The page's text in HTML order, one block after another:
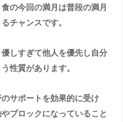
の今回の満月は普段の満月
チャンスです。
優しすぎて他人を優先し自分
性質があります。
サポートを効果的に受け
ブロックになっていること